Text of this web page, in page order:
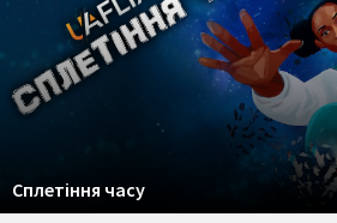
Сплетіння часу